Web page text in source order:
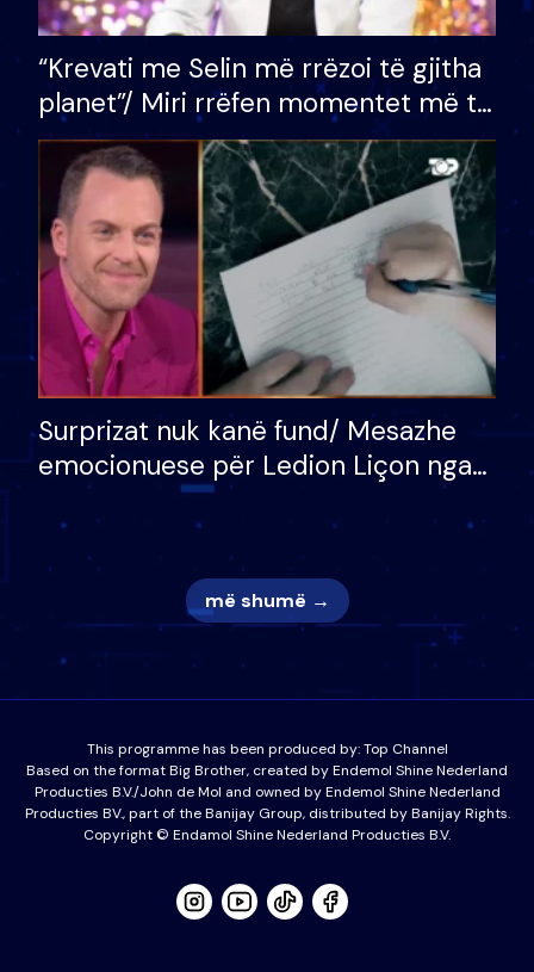
“Krevati me Selin më rrëzoi të gjitha
planet”/ Miri rrëfen momentet më të
bukura në shtëpinë e BB VIP: Do më
mungojë zilja e mëngjesit kur…
Surprizat nuk kanë fund/ Mesazhe
emocionuese për Ledion Liçon nga
nëna dhe fëmijët e tij, moderatori
nuk i mban dot lotët: Nuk meritoj…
më shumë →
This programme has been produced by:Top Channel
Based on the format Big Brother, created by Endemol Shine Nederland
Producties B.V./John de Mol and owned by Endemol Shine Nederland
Producties BV., part of the Banijay Group, distributed by Banijay Rights.
Copyright © Endamol Shine Nederland Producties B.V.